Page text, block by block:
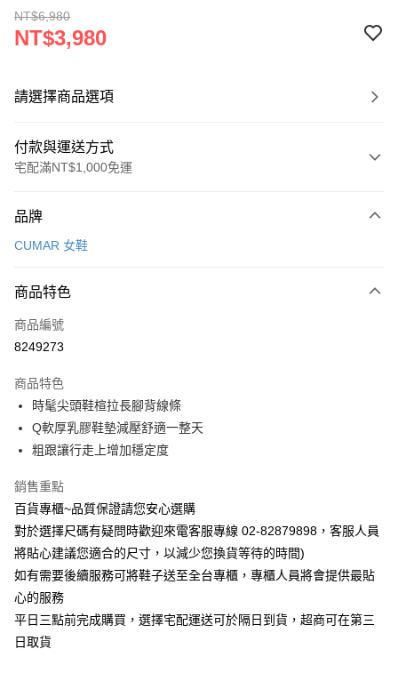
NT$6,980
NT$3,980
請選擇商品選項
付款與運送方式
宅配滿NT$1,000免運
信用卡一次付款
Apple Pay
街口支付
宅配
每筆NT$90，滿NT$1,000(含以上)免運費
品牌
CUMAR 女鞋
商品特色
商品編號
8249273
商品特色
時髦尖頭鞋楦拉長腳背線條
Q軟厚乳膠鞋墊減壓舒適一整天
粗跟讓行走上增加穩定度
銷售重點
百貨專櫃~品質保證請您安心選購
對於選擇尺碼有疑問時歡迎來電客服專線 02-82879898，客服人員
將貼心建議您適合的尺寸，以減少您換貨等待的時間)
如有需要後續服務可將鞋子送至全台專櫃，專櫃人員將會提供最貼
心的服務
平日三點前完成購買，選擇宅配運送可於隔日到貨，超商可在第三
日取貨